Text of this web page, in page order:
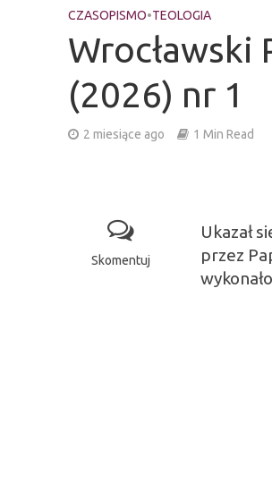
CZASOPISMO•TEOLOGIA
Wrocławski
(2026) nr 1
2 miesiące ago 1 Min Read
Skomentuj
Ukazał
przez